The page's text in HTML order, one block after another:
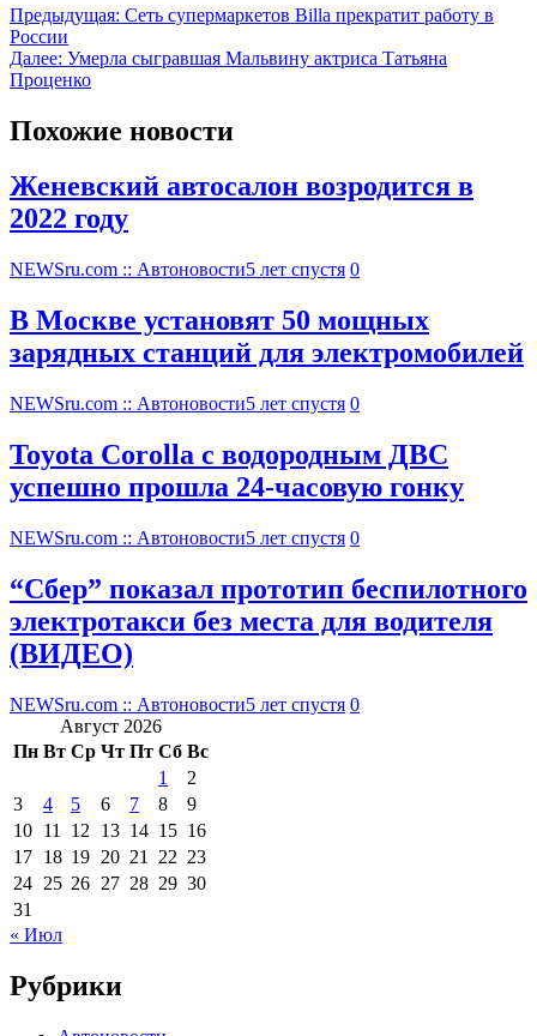
Предыдущая: Сеть супермаркетов Billa прекратит работу в
России
Далее: Умерла сыгравшая Мальвину актриса Татьяна
Проценко
Похожие новости
Женевский автосалон возродится в
2022 году
NEWSru.com :: Автоновости5 лет спустя 0
В Москве установят 50 мощных
зарядных станций для электромобилей
NEWSru.com :: Автоновости5 лет спустя 0
Toyota Corolla с водородным ДВС
успешно прошла 24-часовую гонку
NEWSru.com :: Автоновости5 лет спустя 0
“Сбер” показал прототип беспилотного
электротакси без места для водителя
(ВИДЕО)
NEWSru.com :: Автоновости5 лет спустя 0
Август 2026
Пн Вт Ср Чт Пт Сб Вс
1
2
3
4 5 6 7 8
9
10 11 12 13 14 15 16
17 18 19 20 21 22 23
24 25 26 27 28 29 30
31
« Июл
Рубрики